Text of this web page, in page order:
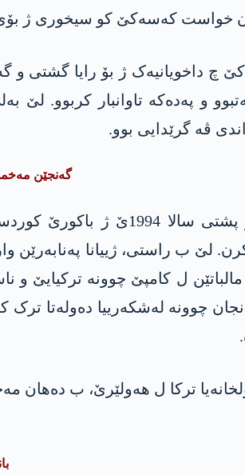
خواست کەسەکێ کو سیخوری ژ بۆی
چ داخویانیەک ژ بۆ رایا گشتی و
و پەدەکە تاوانبار کربوو. لێ
ڤە گرێدایی بوو.
گەنجێن
گەلێ مەخموور ئەو گەلە
کرن. لێ ب راستی، ژییانا
مالباتێن ل کامپێ چوونە
چوونە لەشکەرییا دەولەتا
ترکا ل ھەولێرێ، ب دەھان